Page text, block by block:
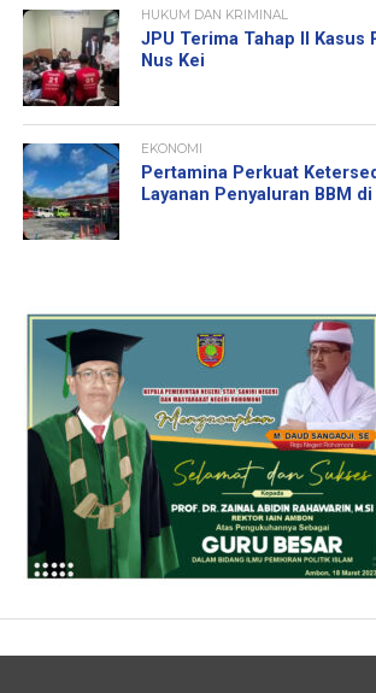
HUKUM DAN KRIMINAL
JPU Terima Tahap II Kasus
Nus Kei
EKONOMI
Pertamina Perkuat
Layanan Penyaluran BBM